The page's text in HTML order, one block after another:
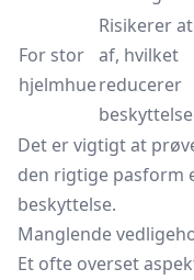
For stor
hjelmhue
Risikerer
af, hvilket
reducerer
beskyttelse
Det er vigtigt at
den rigtige pasform
beskyttelse.
Manglende
Et ofte overset